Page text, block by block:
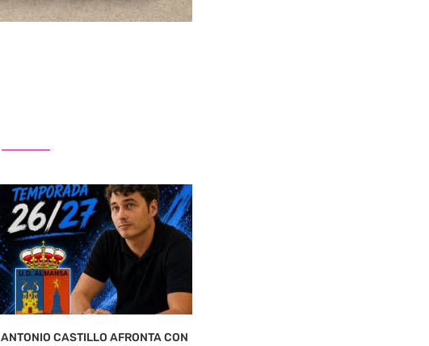
ANTONIO CASTILLO AFRONTA CON